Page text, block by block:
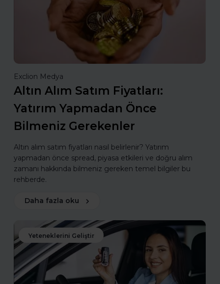
Exclion Medya
Altın Alım Satım Fiyatları:
Yatırım Yapmadan Önce
Bilmeniz Gerekenler
Altın alım satım fiyatları nasıl belirlenir? Yatırım
yapmadan önce spread, piyasa etkileri ve doğru alım
zamanı hakkında bilmeniz gereken temel bilgiler bu
rehberde.
Daha fazla oku
Yeteneklerini Geliştir